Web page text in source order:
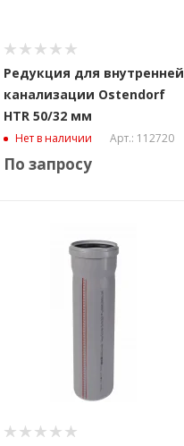
Редукция для внутренней
канализации Ostendorf
HTR 50/32 мм
Нет в наличии Арт.: 112720
По запросу